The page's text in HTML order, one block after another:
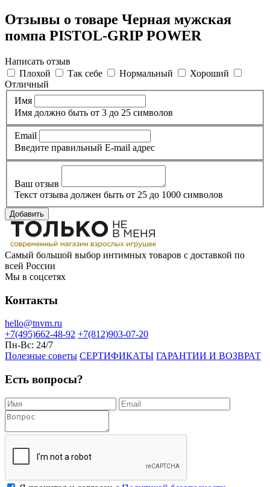
Отзывы о товаре Черная мужская
помпа PISTOL-GRIP POWER
Написать отзыв
Плохой
Так себе Нормальный
Хороший
Отличный
Имя
Имя должно быть от 3 до 25 символов
Email
Введите правильный E-mail адрес
Ваш отзыв
Текст отзыва должен быть от 25 до 1000 символов
Добавить
Самый большой выбор интимных товаров с доставкой по
всей России
Мы в соцсетях
Контакты
hello@tnvm.ru
+7(495)662-48-92 +7(812)903-07-20
Пн-Вс: 24/7
Полезные советы СЕРТИФИКАТЫ ГАРАНТИИ И ВОЗВРАТ
Есть вопросы?